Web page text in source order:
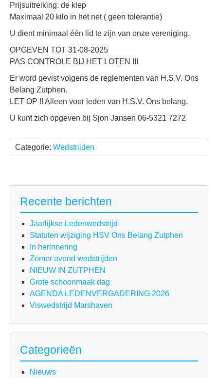
Prijsuitreiking: de klep
Maximaal 20 kilo in het net ( geen tolerantie)
U dient minimaal één lid te zijn van onze vereniging.
OPGEVEN TOT 31-08-2025
PAS CONTROLE BIJ HET LOTEN !!!
Er word gevist volgens de reglementen van H.S.V. Ons
Belang Zutphen.
LET OP !! Alleen voor leden van H.S.V. Ons belang.
U kunt zich opgeven bij Sjon Jansen 06-5321 7272
Categorie: Wedstrijden
Recente berichten
Jaarlijkse Ledenwedstrijd
Statuten wijziging HSV Ons Belang Zutphen
In herinnering
Zomer avond wedstrijden
NIEUW IN ZUTPHEN
Grote schoonmaak dag
AGENDA LEDENVERGADERING 2026
Viswedstrijd Marshaven
Categorieën
Nieuws